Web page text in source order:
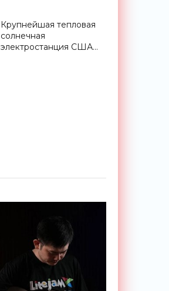
Крупнейшая тепловая
солнечная
электростанция США